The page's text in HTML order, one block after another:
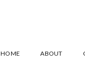
HOME ABOUT